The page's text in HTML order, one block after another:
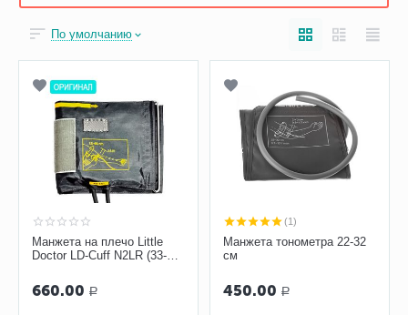
По умолчанию
Манжета на плечо Little
Doctor LD-Cuff N2LR (33-46
тонометров
660.00 Р
(1)
Манжета тонометра 22-32
см
450.00 Р